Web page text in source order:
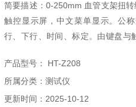
简要描述：0-250mm 血管支架扭
触控显示屏，中文菜单显示。公
行、下行、时间、标定。由键盘与
产品型号： HT-Z208
所属分类：测试仪
更新时间：2025-10-12